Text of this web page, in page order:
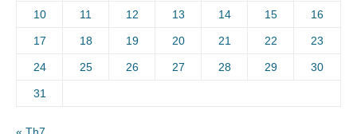
10 11 12 13 14 15 16
17 18 19 20 21 22 23
24 25 26 27 28 29 30
31